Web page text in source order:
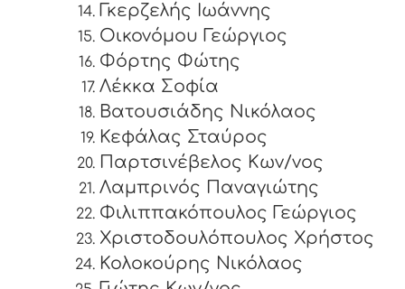
Γκερζελής Ιωάννης
Οικονόμου Γεώργιος
Φόρτης Φώτης
Λέκκα Σοφία
Βατουσιάδης Νικόλαος
Κεφάλας Σταύρος
Παρτσινέβελος Κων/νος
Λαμπρινός Παναγιώτης
Φιλιππακόπουλος Γεώργιος
Χριστοδουλόπουλος Χρήστος
Κολοκούρης Νικόλαος